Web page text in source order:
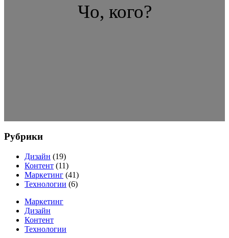
Чо, кого?
Рубрики
Дизайн (19)
Контент (11)
Маркетинг (41)
Технологии (6)
Маркетинг
Дизайн
Контент
Технологии